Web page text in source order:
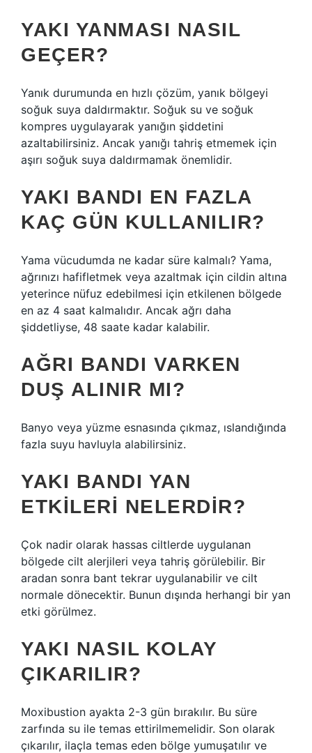
YAKI YANMASI NASIL
GEÇER?
Yanık durumunda en hızlı çözüm, yanık bölgeyi
soğuk suya daldırmaktır. Soğuk su ve soğuk
kompres uygulayarak yanığın şiddetini
azaltabilirsiniz. Ancak yanığı tahriş etmemek için
aşırı soğuk suya daldırmamak önemlidir.
YAKI BANDI EN FAZLA
KAÇ GÜN KULLANILIR?
Yama vücudumda ne kadar süre kalmalı? Yama,
ağrınızı hafifletmek veya azaltmak için cildin altına
yeterince nüfuz edebilmesi için etkilenen bölgede
en az 4 saat kalmalıdır. Ancak ağrı daha
şiddetliyse, 48 saate kadar kalabilir.
AĞRI BANDI VARKEN
DUŞ ALINIR MI?
Banyo veya yüzme esnasında çıkmaz, ıslandığında
fazla suyu havluyla alabilirsiniz.
YAKI BANDI YAN
ETKILERI NELERDIR?
Çok nadir olarak hassas ciltlerde uygulanan
bölgede cilt alerjileri veya tahriş görülebilir. Bir
aradan sonra bant tekrar uygulanabilir ve cilt
normale dönecektir. Bunun dışında herhangi bir yan
etki görülmez.
YAKI NASIL KOLAY
ÇIKARILIR?
Moxibustion ayakta 2-3 gün bırakılır. Bu süre
zarfında su ile temas ettirilmemelidir. Son olarak
çıkarılır, ilaçla temas eden bölge yumuşatılır ve